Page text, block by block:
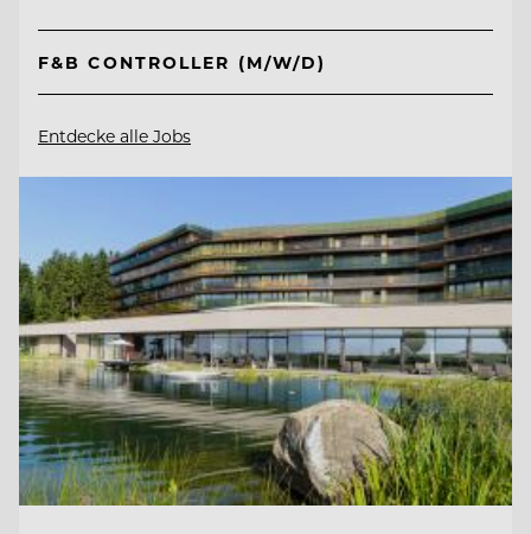
F&B CONTROLLER (M/W/D)
Entdecke alle Jobs